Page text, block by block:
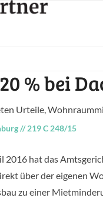
% bei
Urteile,
//219 C 248/15
2016 hat das
über der eigenen
zu einer